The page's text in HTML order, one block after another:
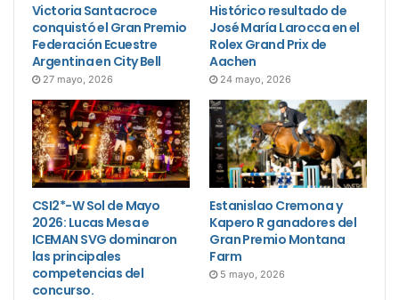
Victoria Santacroce
conquistó el Gran Premio
Federación Ecuestre
Argentina en City Bell
27 mayo, 2026
Histórico resultado de
José María Larocca en el
Rolex Grand Prix de
Aachen
24 mayo, 2026
CSI2*-W Sol de Mayo
2026: Lucas Mesa e
ICEMAN SVG dominaron
las principales
competencias del
concurso.
Estanislao Cremona y
Kapero R ganadores del
Gran Premio Montana
Farm
5 mayo, 2026